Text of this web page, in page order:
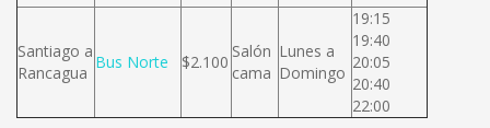
Santiago a
Rancagua
Bus Norte $2.100
Salón
cama
Lunes a
Domingo
19:15
19:40
20:05
20:40
22:00